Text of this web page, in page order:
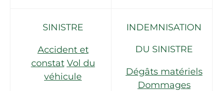
SINISTRE
Accident et
constat Vol du
véhicule
INDEMNISATION
DU SINISTRE
Dégâts matériels
Dommages